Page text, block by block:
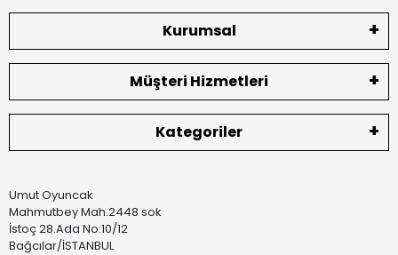
Kurumsal
Müşteri Hizmetleri
Kategoriler
Umut Oyuncak
Mahmutbey Mah.2448 sok
İstoç 28.Ada No:10/12
Bağcılar/İSTANBUL